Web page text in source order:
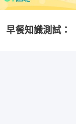
早餐知識測試：